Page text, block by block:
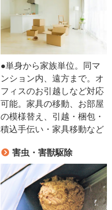
●単身から家族単位。同マ
ンション内、遠方まで。オ
フィスのお引越しなど対応
可能。家具の移動、お部屋
の模様替え、引越・梱包・
積込手伝い・家具移動など
害虫・害獣駆除